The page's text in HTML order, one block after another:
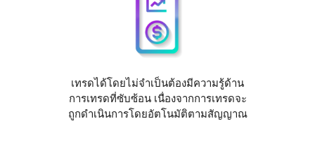
เทรดได้โดยไม่จำเป็นต้องมีความรู้ด้าน
การเทรดที่ซับซ้อน เนื่องจากการเทรดจะ
ถูกดำเนินการโดยอัตโนมัติตามสัญญาณ